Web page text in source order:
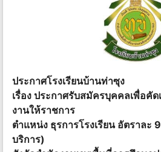
ประกาศโรงเรียนบ้านท่าซุง
เรื่อง ประกาศรับสมัครบุคคลเพื่อคั
งานให้ราชการ
ตำแหน่ง ธุรการโรงเรียน อัตราละ
บริการ)